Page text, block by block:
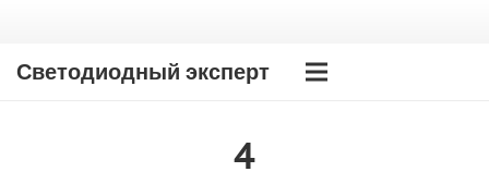
Светодиодный эксперт
4